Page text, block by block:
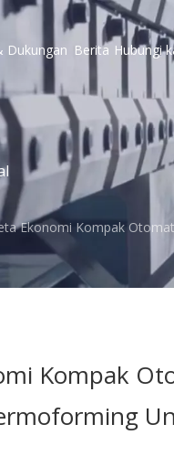
Dukungan Berita Hubungi
Ekonomi Kompak
Kompak